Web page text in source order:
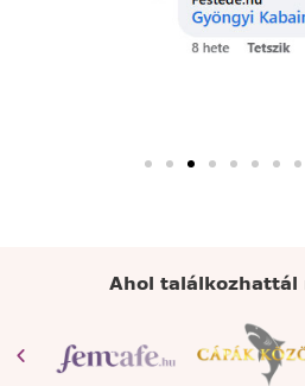
Ahol találkozhattál